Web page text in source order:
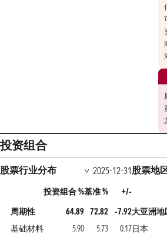
投资组合
股票行业分布 2025-12-31
投资组合 %基准 %
+/-
周期性
64.89 72.82
-7.92
基础材料
5.90 5.73 0.17
股票地
大亚洲地
日本